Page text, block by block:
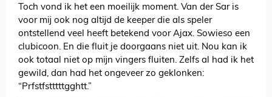
Toch vond ik het een moeilijk moment. Van der Sar is
voor mij ook nog altijd de keeper die als speler
ontstellend veel heeft betekend voor Ajax. Sowieso een
clubicoon. En die fluit je doorgaans niet uit. Nou kan ik
ook totaal niet op mijn vingers fluiten. Zelfs al had ik het
gewild, dan had het ongeveer zo geklonken:
“Prfstfstttttgghtt.”